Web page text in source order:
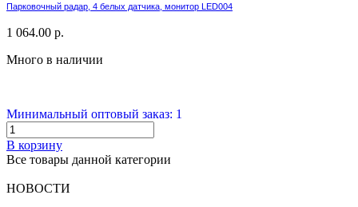
Парковочный радар, 4 белых датчика, монитор LED004
1 064.00 р.
Много в наличии
Минимальный оптовый заказ: 1
В корзину
Все товары данной категории
НОВОСТИ